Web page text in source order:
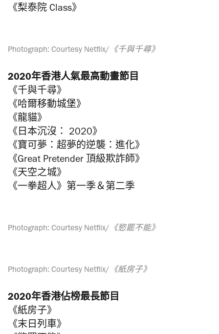
《梨泰院 Class》
Photograph: Courtesy Netflix/《千與千尋》
2020年香港人氣最高動畫節目
《千與千尋》
《哈爾移動城堡》
《龍貓》
《日本沉沒： 2020》
《寶可夢：超夢的逆襲：進化》
《Great Pretender 頂級欺詐師》
《天空之城》
《一拳超人》第一季＆第二季
Photograph: Courtesy Netflix/《慾罷不能》
Photograph: Courtesy Netflix/《紙房子》
2020年香港佔榜最長節目
《紙房子》
《末日列車》